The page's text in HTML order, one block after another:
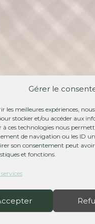
Gérer le
les meilleures expériences,
stocker et/ou accéder aux
à ces technologies nous
de navigation ou les ID
son consentement peut
et fonctions.